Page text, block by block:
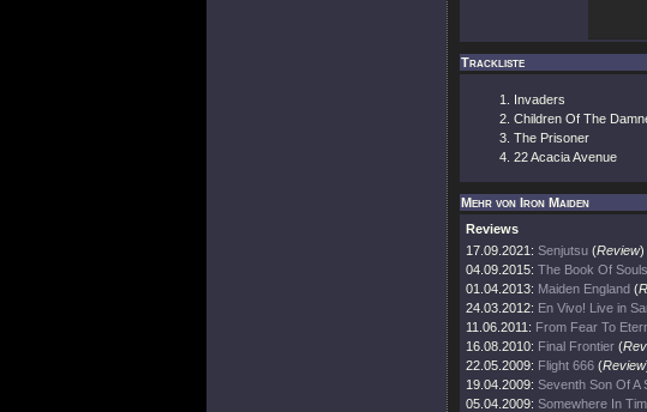
Trackliste
Invaders
Children Of The
The Prisoner
22 Acacia Avenue
Mehr von Iron Maiden
Reviews
17.09.2021: Senjutsu (Review)
04.09.2015: The Book Of Souls
01.04.2013: Maiden England (
24.03.2012: En Vivo! Live in
11.06.2011: From Fear To
16.08.2010: Final Frontier (
22.05.2009: Flight 666 (Review
19.04.2009: Seventh Son Of A
05.04.2009: Somewhere In